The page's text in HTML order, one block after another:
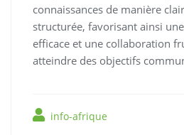
connaissances de manière
structurée, favorisant ainsi
efficace et une collaboration
atteindre des objectifs
info-afrique